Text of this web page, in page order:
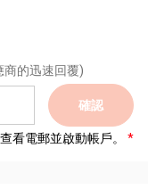
商的迅速回覆)
確認
看電郵並啟動帳戶。